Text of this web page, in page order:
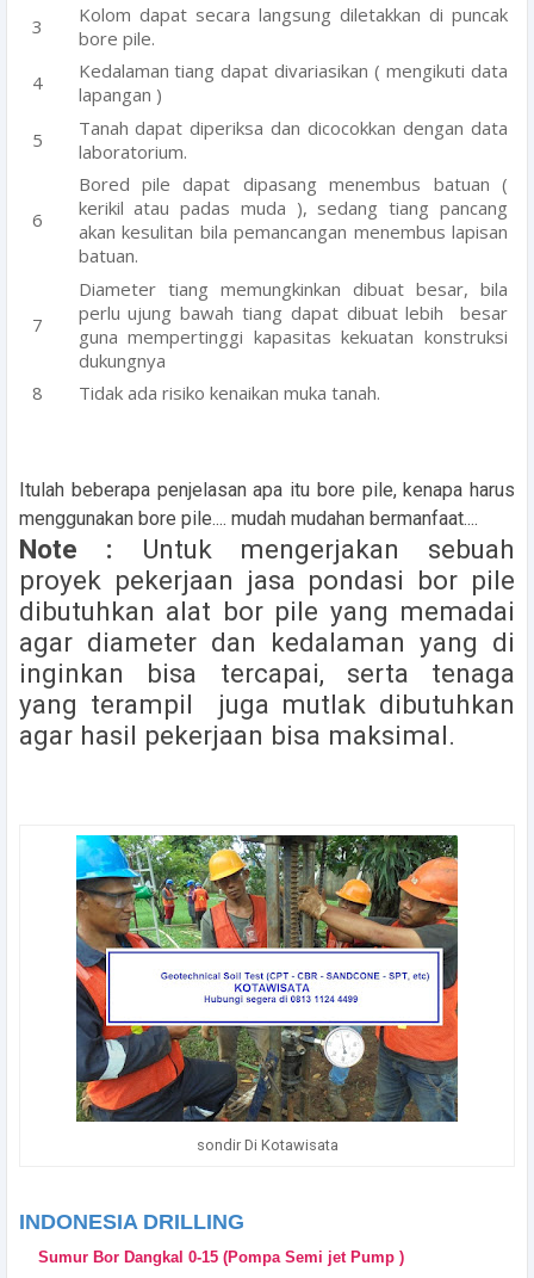
Kolom dapat secara langsung diletakkan di puncak
bore pile.
Kedalaman tiang dapat divariasikan ( mengikuti data
lapangan )
Tanah dapat diperiksa dan dicocokkan dengan data
laboratorium.
Bored pile dapat dipasang menembus batuan (
kerikil atau padas muda ), sedang tiang pancang
akan kesulitan bila pemancangan menembus lapisan
batuan.
Diameter tiang memungkinkan dibuat besar, bila
perlu ujung bawah tiang dapat dibuat lebih besar
guna mempertinggi kapasitas kekuatan konstruksi
dukungnya
Tidak ada risiko kenaikan muka tanah.
Itulah beberapa penjelasan apa itu bore pile, kenapa harus
menggunakan bore pile.... mudah mudahan bermanfaat....
Note : Untuk mengerjakan sebuah
proyek pekerjaan jasa pondasi bor pile
dibutuhkan alat bor pile yang memadai
agar diameter dan kedalaman yang di
inginkan bisa tercapai, serta tenaga
yang terampil juga mutlak dibutuhkan
agar hasil pekerjaan bisa maksimal.
sondir Di Kotawisata
INDONESIA DRILLING
Sumur Bor Dangkal 0-15 (Pompa Semi jet Pump )